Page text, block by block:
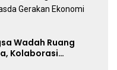
Wadah Ruang
Kolaborasi